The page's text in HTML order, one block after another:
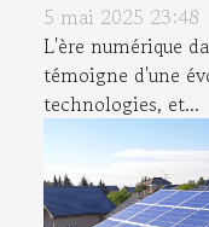
5 mai 2025 23:48
L'ère numérique
témoigne d'une
technologies, et...